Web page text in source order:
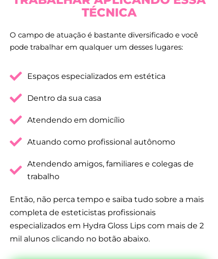
TÉCNICA
O campo de atuação é bastante diversificado e você
pode trabalhar em qualquer um desses lugares:
Espaços especializados em estética
Dentro da sua casa
Atendendo em domicílio
Atuando como profissional autônomo
Atendendo amigos, familiares e colegas de
trabalho
Então, não perca tempo e saiba tudo sobre a mais
completa de esteticistas profissionais
especializados em Hydra Gloss Lips com mais de 2
mil alunos clicando no botão abaixo.